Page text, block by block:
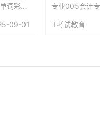
词彩色
09-01
专业005会计
考试教育